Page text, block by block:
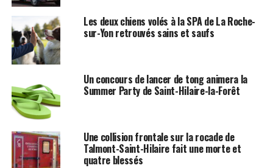
Les deux chiens volés à la SPA de La Roche-
sur-Yon retrouvés sains et saufs
Un concours de lancer de tong animera la
Summer Party de Saint-Hilaire-la-Forêt
Une collision frontale sur la rocade de
Talmont-Saint-Hilaire fait une morte et
quatre blessés